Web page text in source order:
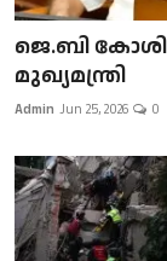
ജെ.ബി കോശി
മുഖ്യമന്ത്രി
Admin Jun 25, 2026 0